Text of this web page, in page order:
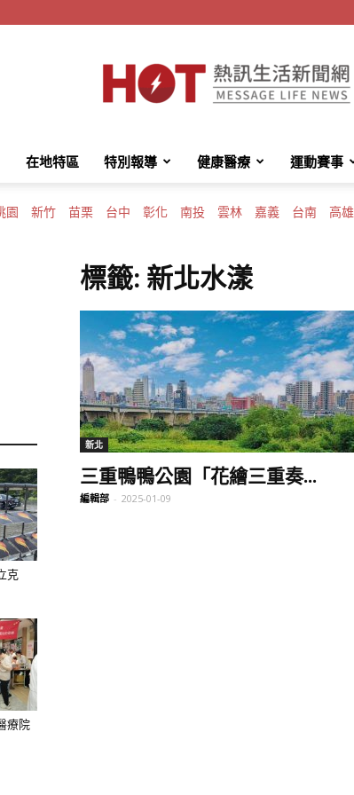
HotMessage
熱
訊
在地特區 特別報導 健康醫療 運動賽事
園 新竹 苗栗 台中 彰化 南投 雲林 嘉義 台南 高雄
標籤: 新北水漾
新北
三重鴨鴨公園「花繪三重奏...
編輯部 - 2025-01-09
克
療院